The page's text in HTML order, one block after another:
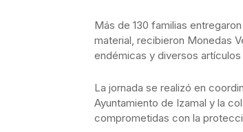
Más de 130 familias
material, recibieron Monedas
endémicas y diversos
La jornada se realizó en
Ayuntamiento de Izamal y la
comprometidas con la